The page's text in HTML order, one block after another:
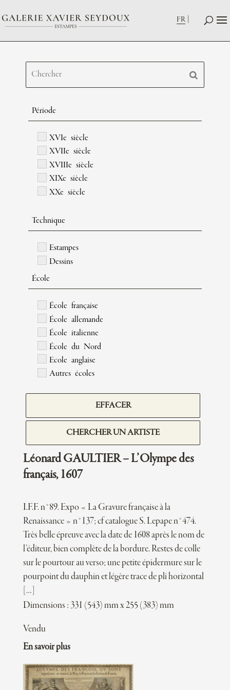
FR
Période
XVIe siècle
XVIIe siècle
XVIIIe siècle
XIXe siècle
XXe siècle
Technique
Estampes
Dessins
École
École française
École allemande
École italienne
École du Nord
Ecole anglaise
Autres écoles
EFFACER
CHERCHER UN ARTISTE
Léonard GAULTIER – L’Olympe des
français, 1607
I.F.F. n°89. Expo « La Gravure française à la
Renaissance » n°137; cf catalogue S. Lepape n°474.
Très belle épreuve avec la date de 1608 après le nom de
l’éditeur, bien complète de la bordure. Restes de colle
sur le pourtour au verso; une petite épidermure sur le
pourpoint du dauphin et légère trace de pli horizontal
[…]
Dimensions : 331 (543) mm x 255 (383) mm
Vendu
En savoir plus